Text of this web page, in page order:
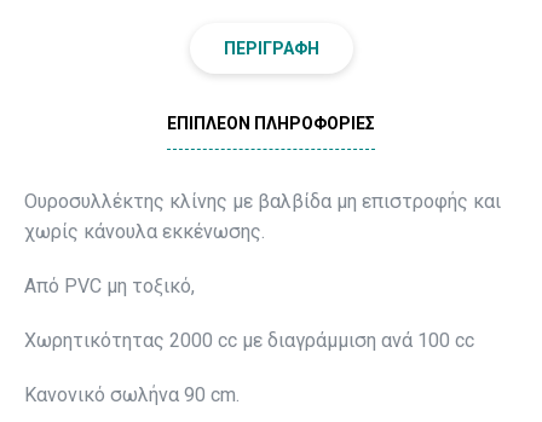
ΠΕΡΙΓΡΑΦΉ
ΕΠΙΠΛΈΟΝ ΠΛΗΡΟΦΟΡΊΕΣ
Ουροσυλλέκτης κλίνης με βαλβίδα μη επιστροφής και
χωρίς κάνουλα εκκένωσης.
Από PVC μη τοξικό,
Χωρητικότητας 2000 cc με διαγράμμιση ανά 100 cc
Κανονικό σωλήνα 90 cm.